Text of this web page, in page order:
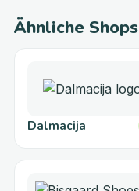
Ähnliche Shops
Dalmacija